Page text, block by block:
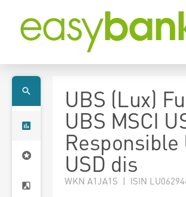
UBS (Lux)
UBS MSCI
Responsible
USD dis
WKN A1JA1S | ISIN